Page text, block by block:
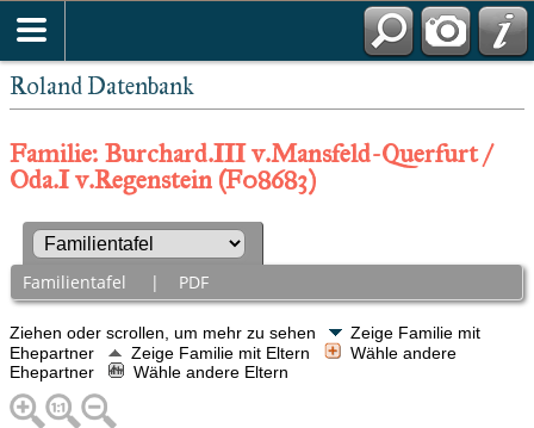
Roland Datenbank
Familie: Burchard.III v.Mansfeld-Querfurt /
Oda.I v.Regenstein (F08683)
Familientafel | PDF
Ziehen oder scrollen, um mehr zu sehen
Zeige Familie mit
Ehepartner
Zeige Familie mit Eltern
Wähle andere
Ehepartner
Wähle andere Eltern